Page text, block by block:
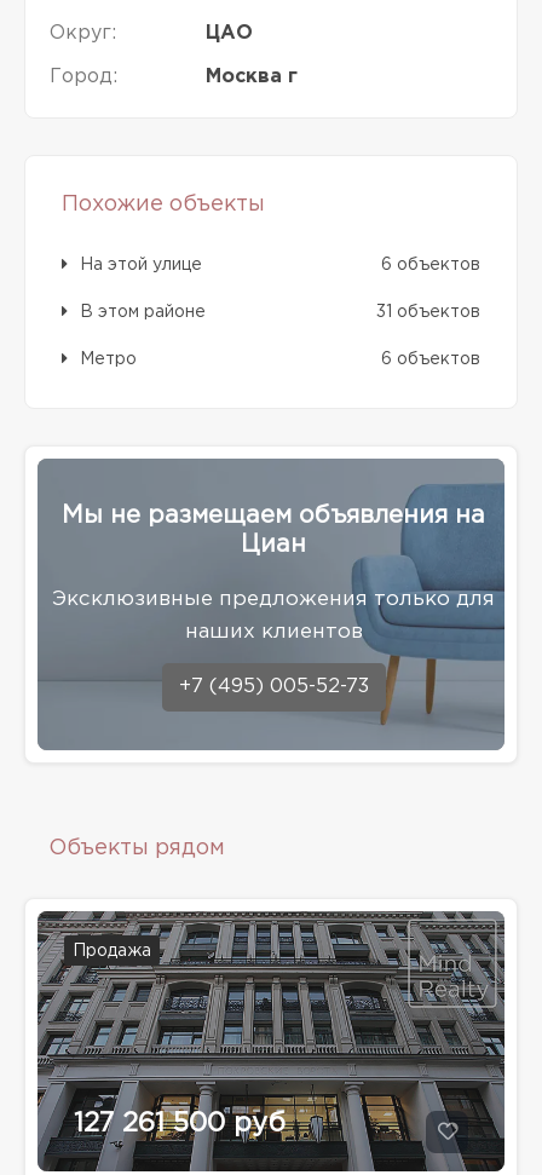
Округ: ЦАО
Город: Москва г
Похожие объекты
На этой улице 6 объектов
В этом районе 31 объектов
Метро 6 объектов
Мы не размещаем объявления на
Циан
Эксклюзивные предложения только для
наших клиентов
+7 (495) 005-52-73
Объекты рядом
Продажа
127 261 500 руб